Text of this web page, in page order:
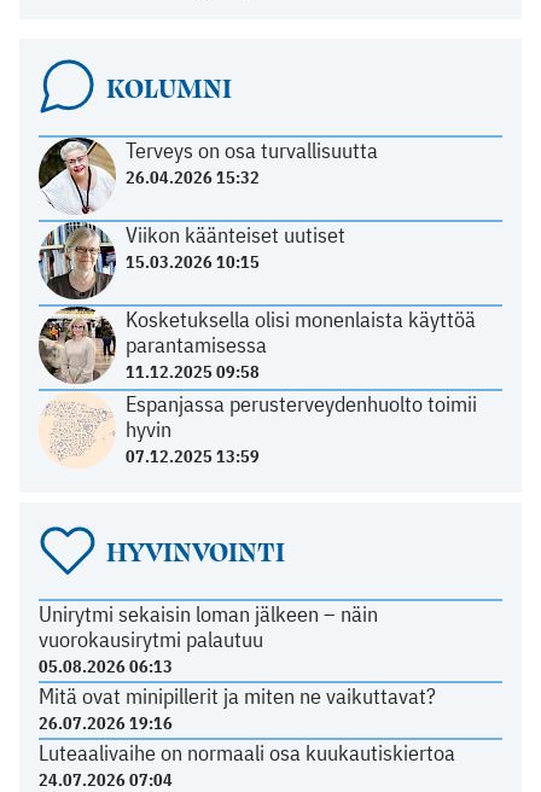
KOLUMNI
Terveys on osa turvallisuutta
26.04.2026 15:32
Viikon käänteiset uutiset
15.03.2026 10:15
Kosketuksella olisi monenlaista käyttöä
parantamisessa
11.12.2025 09:58
Espanjassa perusterveydenhuolto toimii
hyvin
07.12.2025 13:59
HYVINVOINTI
Unirytmi sekaisin loman jälkeen – näin
vuorokausirytmi palautuu
05.08.2026 06:13
Mitä ovat minipillerit ja miten ne vaikuttavat?
26.07.2026 19:16
Luteaalivaihe on normaali osa kuukautiskiertoa
24.07.2026 07:04